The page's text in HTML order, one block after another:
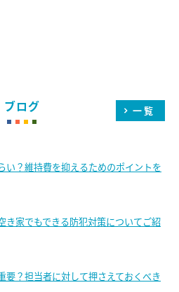
ブログ 一覧
い？維持費を抑えるためのポイントを
き家でもできる防犯対策についてご紹
要？担当者に対して押さえておくべき